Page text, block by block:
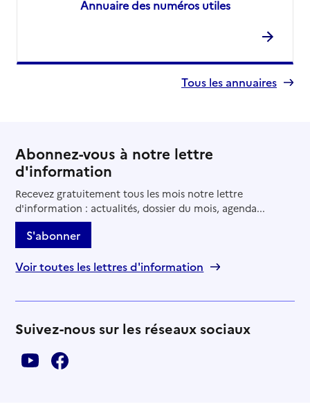
Annuaire des numéros utiles
Tous les annuaires
Abonnez-vous à notre lettre
d'information
Recevez gratuitement tous les mois notre lettre
d'information : actualités, dossier du mois, agenda...
S'abonner
Voir toutes les lettres d'information
Suivez-nous sur les réseaux sociaux